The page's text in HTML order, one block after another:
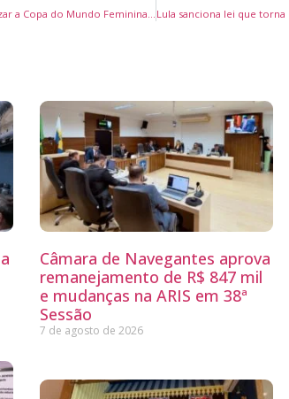
Governo Federal cria comitê para organizar a Copa do Mundo Feminina de 2027 no Brasil
Câmara de Navegantes aprova
remanejamento de R$ 847 mil
e mudanças na ARIS em 38ª
Sessão
7 de agosto de 2026